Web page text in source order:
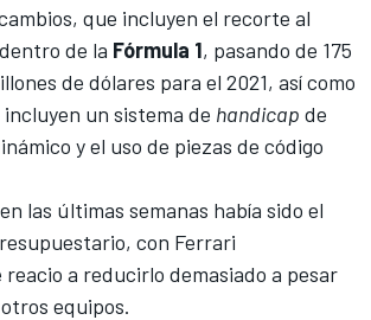
que incluyen el recorte al
de la Fórmula 1, pasando de 175
de dólares para el 2021, así como
un sistema de handicap de
y el uso de piezas de código
las últimas semanas había sido el
con Ferrari
a reducirlo demasiado a pesar
equipos.